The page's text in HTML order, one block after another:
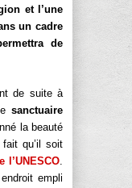
et l’une
un cadre
de
de suite à
sanctuaire
la beauté
qu’il soit
l’UNESCO.
empli